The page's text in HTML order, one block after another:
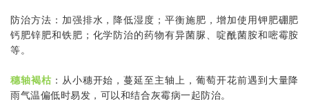
防治方法：加强排水，降低湿度；平衡施肥，增加使用钾肥硼肥
钙肥锌肥和铁肥；化学防治的药物有异菌脲、啶酰菌胺和嘧霉胺
等。
穗轴褐枯 ：从小穗开始，蔓延至主轴上，葡萄开花前遇到大量降
雨气温偏低时易发，可以和结合灰霉病一起防治。